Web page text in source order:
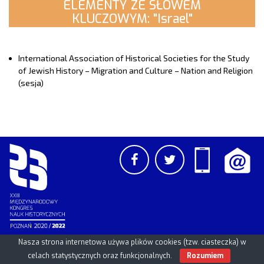
ELEMENTY ZE SŁOWEM
KLUCZOWYM: "Israel"
International Association of Historical Societies for the Study
of Jewish History – Migration and Culture – Nation and Religion
(sesja)
UAM/PAN© 2026
Nasza strona internetowa używa plików cookies (tzw. ciasteczka) w
celach statystycznych oraz funkcjonalnych.
Rozumiem